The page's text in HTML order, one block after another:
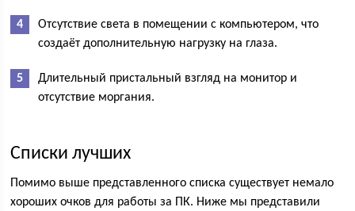
Отсутствие света в помещении с компьютером, что
создаёт дополнительную нагрузку на глаза.
Длительный пристальный взгляд на монитор и
отсутствие моргания.
Списки лучших
Помимо выше представленного списка существует немало
хороших очков для работы за ПК. Ниже мы представили